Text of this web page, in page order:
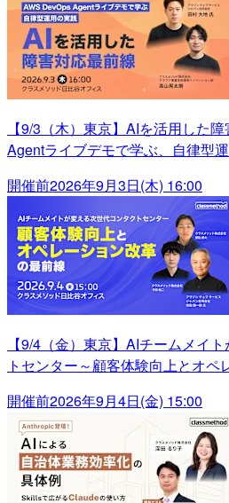
【9/3（木）東京】AIを活用した
Agentライブデモで学ぶ、自律型
開催前2026年9月3日(木) 16:00
【9/4（金）東京】AIチームメイ
トセンター～顧客体験向上とオペ
開催前2026年9月4日(金) 15:00